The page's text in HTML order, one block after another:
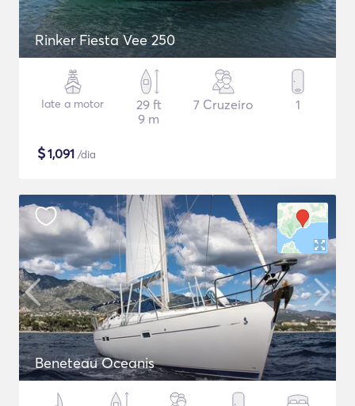
Rinker Fiesta Vee 250
Iate a motor
29 ft
9 m
7 Cruzeiro 1
$1,091 /dia
Beneteau Oceanis